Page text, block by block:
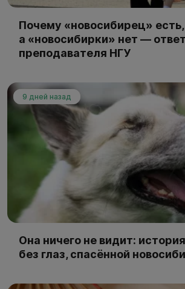
Почему «новосибирец» есть,
а «новосибирки» нет — ответ
преподавателя НГУ
9 дней назад
Она ничего не видит:
без глаз, спасённой